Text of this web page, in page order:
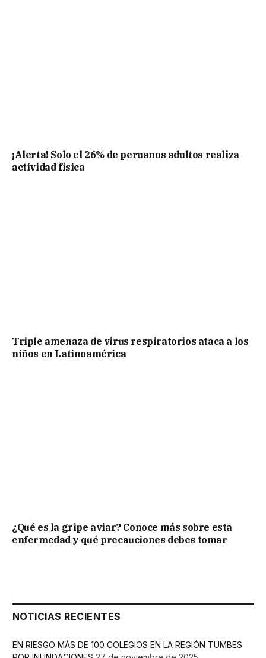
¡Alerta! Solo el 26% de peruanos adultos realiza
actividad física
Triple amenaza de virus respiratorios ataca a los
niños en Latinoamérica
¿Qué es la gripe aviar? Conoce más sobre esta
enfermedad y qué precauciones debes tomar
NOTICIAS RECIENTES
EN RIESGO MÁS DE 100 COLEGIOS EN LA REGIÓN TUMBES